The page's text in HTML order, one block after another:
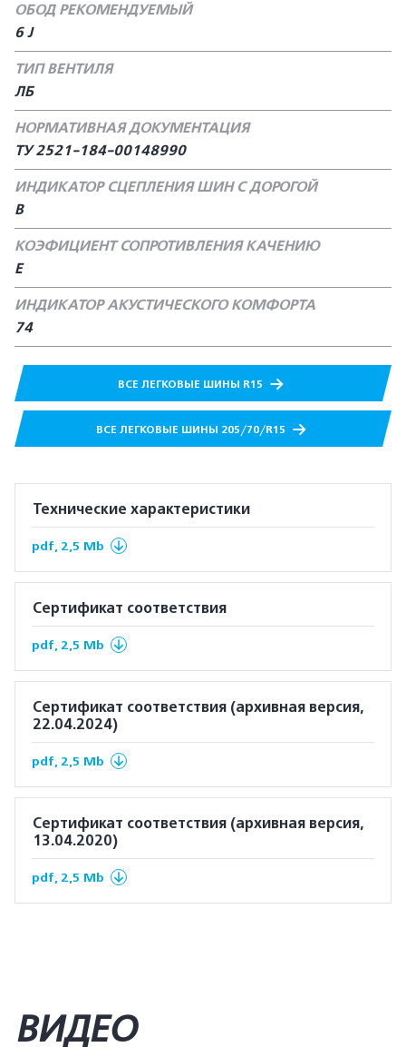
ОБОД РЕКОМЕНДУЕМЫЙ
6 J
ТИП ВЕНТИЛЯ
ЛБ
НОРМАТИВНАЯ ДОКУМЕНТАЦИЯ
ТУ 2521-184-00148990
ИНДИКАТОР СЦЕПЛЕНИЯ ШИН С ДОРОГОЙ
В
КОЭФИЦИЕНТ СОПРОТИВЛЕНИЯ КАЧЕНИЮ
Е
ИНДИКАТОР АКУСТИЧЕСКОГО КОМФОРТА
74
ВСЕ ЛЕГКОВЫЕ ШИНЫ R15
ВСЕ ЛЕГКОВЫЕ ШИНЫ 205/70/R15
Технические характеристики
pdf, 2,5 Mb
Сертификат соответствия
pdf, 2,5 Mb
Сертификат соответствия (архивная версия,
22.04.2024)
pdf, 2,5 Mb
Сертификат соответствия (архивная версия,
13.04.2020)
pdf, 2,5 Mb
ВИДЕО